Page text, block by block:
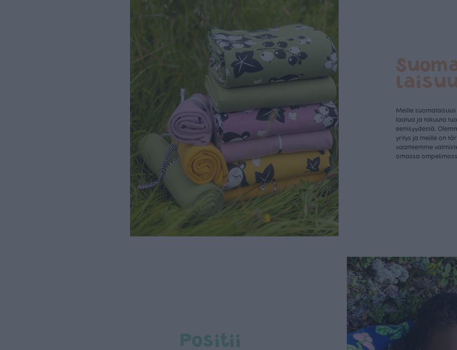
Meille
laatua ja takuuta
eettisyydestä.
yritys ja meille on
vaatteemme
omassa
Positii